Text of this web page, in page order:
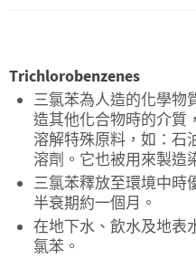
Trichlorobenzenes
三氯苯為人造的化學物
造其他化合物時的介質
溶解特殊原料，如：石
溶劑。它也被用來製造
三氯苯釋放至環境中時
半衰期約一個月。
在地下水、飲水及地表
氯苯。